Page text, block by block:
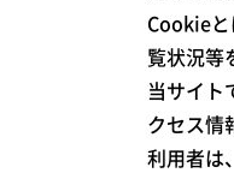
Cookie
覧状況等
当サイト
クセス情
利用者は